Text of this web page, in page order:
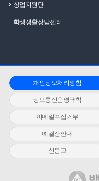
창업지원단
학생생활상담센터
개인정보처리방침
정보통신운영규칙
이메일수집거부
예결산안내
신문고